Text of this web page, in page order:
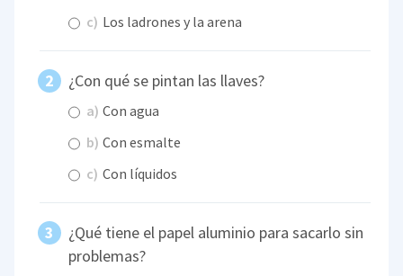
c) Los ladrones y la arena
¿Con qué se pintan las llaves?
a) Con agua
b) Con esmalte
c) Con líquidos
¿Qué tiene el papel aluminio para sacarlo sin
problemas?